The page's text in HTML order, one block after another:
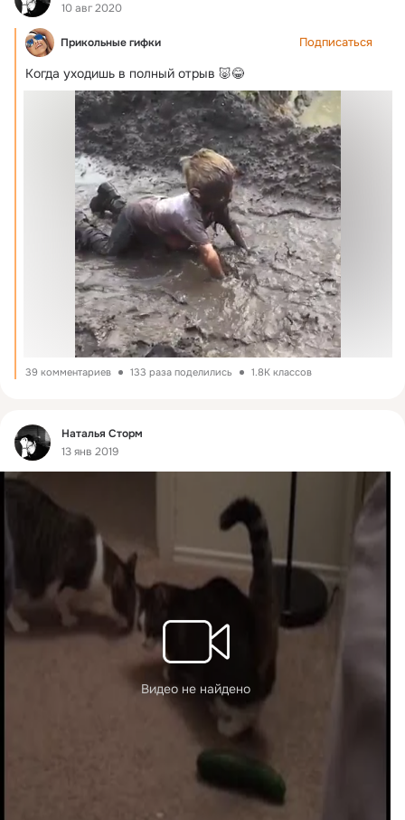
10 авг 2020
Прикольные гифки Подписаться
Когда уходишь в полный отрыв 🐷😂
39 комментариев 133 раза поделились 1.8K классов
Фид
Наталья Сторм
13 янв 2019
Видео не найдено